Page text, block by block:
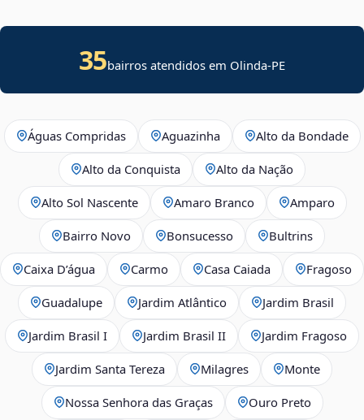
35bairros atendidos em Olinda-PE
Águas Compridas Aguazinha Alto da Bondade
Alto da Conquista Alto da Nação
Alto Sol Nascente Amaro Branco Amparo
Bairro Novo Bonsucesso Bultrins
Caixa D’água Carmo Casa Caiada Fragoso
Guadalupe Jardim Atlântico Jardim Brasil
Jardim Brasil I Jardim Brasil II Jardim Fragoso
Jardim Santa Tereza Milagres Monte
Nossa Senhora das Graças Ouro Preto